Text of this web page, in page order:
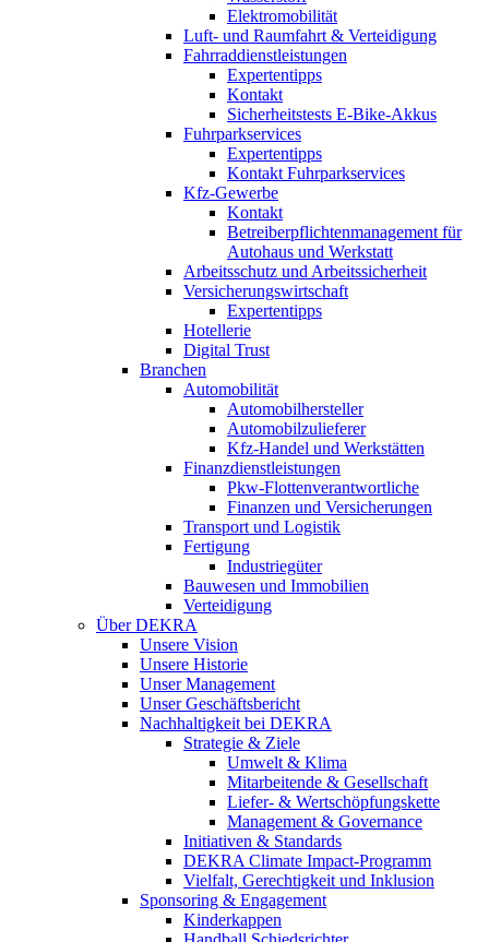
Elektromobilität
Luft- und Raumfahrt & Verteidigung
Fahrraddienstleistungen
Expertentipps
Kontakt
Sicherheitstests E-Bike-Akkus
Fuhrparkservices
Expertentipps
Kontakt Fuhrparkservices
Kfz-Gewerbe
Kontakt
Betreiberpflichtenmanagement für
Autohaus und Werkstatt
Arbeitsschutz und Arbeitssicherheit
Versicherungswirtschaft
Expertentipps
Hotellerie
Digital Trust
Branchen
Automobilität
Automobilhersteller
Automobilzulieferer
Kfz-Handel und Werkstätten
Finanzdienstleistungen
Pkw‑Flottenverantwortliche
Finanzen und Versicherungen
Transport und Logistik
Fertigung
Industriegüter
Bauwesen und Immobilien
Verteidigung
Über DEKRA
Unsere Vision
Unsere Historie
Unser Management
Unser Geschäftsbericht
Nachhaltigkeit bei DEKRA
Strategie & Ziele
Umwelt & Klima
Mitarbeitende & Gesellschaft
Liefer- & Wertschöpfungskette
Management & Governance
Initiativen & Standards
DEKRA Climate Impact-Programm
Vielfalt, Gerechtigkeit und Inklusion​
Sponsoring & Engagement
Kinderkappen